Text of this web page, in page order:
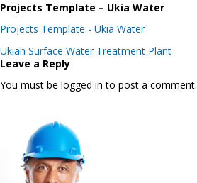
Projects Template – Ukia Water
Projects Template - Ukia Water
Post
navigation
Ukiah Surface Water Treatment Plant
Leave a Reply
You must be logged in to post a comment.